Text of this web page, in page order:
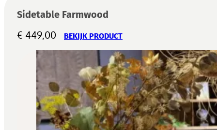
Sidetable Farmwood
€ 449,00 BEKIJK PRODUCT